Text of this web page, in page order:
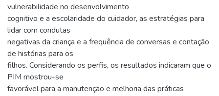
vulnerabilidade no desenvolvimento
cognitivo e a escolaridade do cuidador, as estratégias para
lidar com condutas
negativas da criança e a frequência de conversas e contação
de histórias para os
filhos. Considerando os perfis, os resultados indicaram que o
PIM mostrou-se
favorável para a manutenção e melhoria das práticas